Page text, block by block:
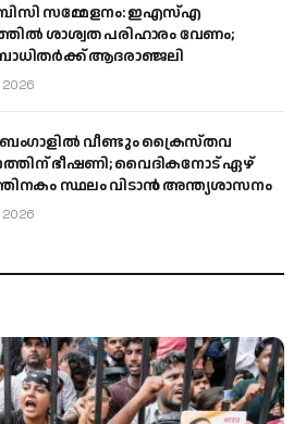
സമ്മേളനം: ഇഎസ്എ
ശാശ്വത പരിഹാരം വേണം;
ആദരാഞ്ജലി
2026
ബംഗാളിൽ വീണ്ടും ക്രൈസ്തവ
ഭീഷണി; വൈദികനോട് ഏഴ്
സ്ഥലം വിടാൻ അന്ത്യശാസനം
2026